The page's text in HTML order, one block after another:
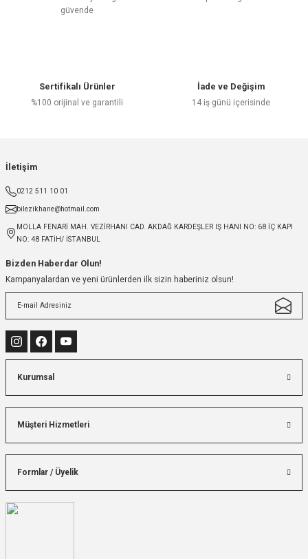
güvende
Sertifikalı Ürünler
%100 orijinal ve garantili
İade ve Değişim
14 iş günü içerisinde
İletişim
0212 511 10 01
bilezikhane@hotmail.com
MOLLA FENARİ MAH. VEZİRHANI CAD. AKDAĞ KARDEŞLER IŞ HANI NO: 68 İÇ KAPI
NO: 48 FATİH/ İSTANBUL
Bizden Haberdar Olun!
Kampanyalardan ve yeni ürünlerden ilk sizin haberiniz olsun!
Kurumsal
Müşteri Hizmetleri
Formlar / Üyelik